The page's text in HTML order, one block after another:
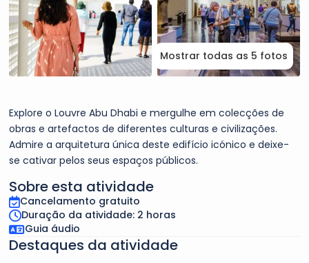
Mostrar todas as 5 fotos
Explore o Louvre Abu Dhabi e mergulhe em colecções de
obras e artefactos de diferentes culturas e civilizações.
Admire a arquitetura única deste edifício icónico e deixe-
se cativar pelos seus espaços públicos.
Sobre esta atividade
Cancelamento gratuito
Duração da atividade: 2 horas
Guia áudio
Destaques da atividade